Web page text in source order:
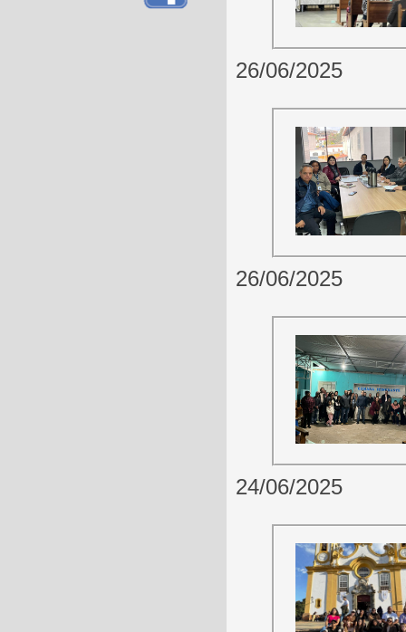
26/06/2025
26/06/2025
24/06/2025